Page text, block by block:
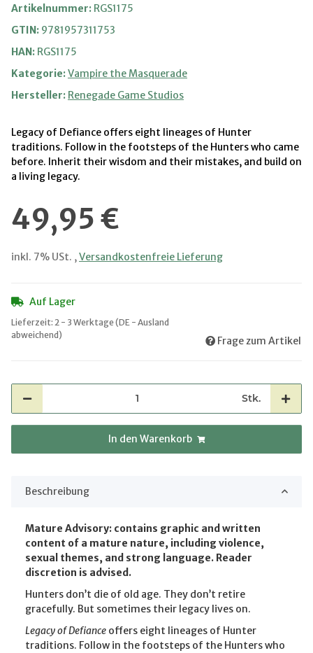
Artikelnummer: RGS1175
GTIN: 9781957311753
HAN: RGS1175
Kategorie:Vampire the Masquerade
Hersteller: Renegade Game Studios
Legacy of Defiance offers eight lineages of Hunter
traditions. Follow in the footsteps of the Hunters who came
before. Inherit their wisdom and their mistakes, and build on
a living legacy.
49,95 €
inkl. 7% USt. ,Versandkostenfreie Lieferung
Auf Lager
Lieferzeit: 2 - 3 Werktage(DE - Ausland
abweichend)
Frage zum Artikel
Stk.
In den Warenkorb
Beschreibung
Mature Advisory: contains graphic and written
content of a mature nature, including violence,
sexual themes, and strong language. Reader
discretion is advised.
Hunters don’t die of old age. They don’t retire
gracefully. But sometimes their legacy lives on.
Legacy of Defiance offers eight lineages of Hunter
traditions. Follow in the footsteps of the Hunters who